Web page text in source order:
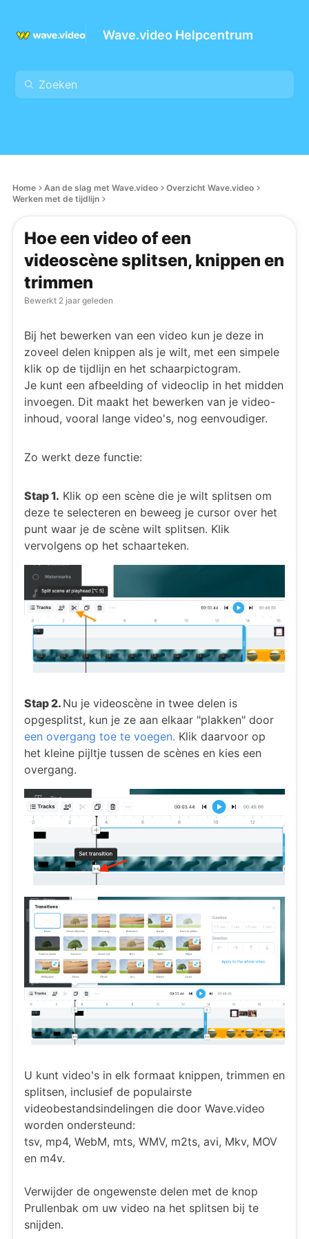
Wave.video Helpcentrum
Home Aan de slag met Wave.video
Overzicht Wave.video
Werken met de tijdlijn
Hoe een video of een
videoscène splitsen, knippen en
trimmen
Bewerkt 2 jaar geleden
Bij het bewerken van een video kun je deze in
zoveel delen knippen als je wilt, met een simpele
klik op de tijdlijn en het schaarpictogram.
Je kunt een afbeelding of videoclip in het midden
invoegen. Dit maakt het bewerken van je video-
inhoud, vooral lange video's, nog eenvoudiger.
Zo werkt deze functie:
Stap 1. Klik op een scène die je wilt splitsen om
deze te selecteren en beweeg je cursor over het
punt waar je de scène wilt splitsen. Klik
vervolgens op het schaarteken.
Stap 2. Nu je videoscène in twee delen is
opgesplitst, kun je ze aan elkaar "plakken" door
een overgang toe te voegen. Klik daarvoor op
het kleine pijltje tussen de scènes en kies een
overgang.
U kunt video's in elk formaat knippen, trimmen en
splitsen, inclusief de populairste
videobestandsindelingen die door Wave.video
worden ondersteund:
tsv, mp4, WebM, mts, WMV, m2ts, avi, Mkv, MOV
en m4v.
Verwijder de ongewenste delen met de knop
Prullenbak om uw video na het splitsen bij te
snijden.